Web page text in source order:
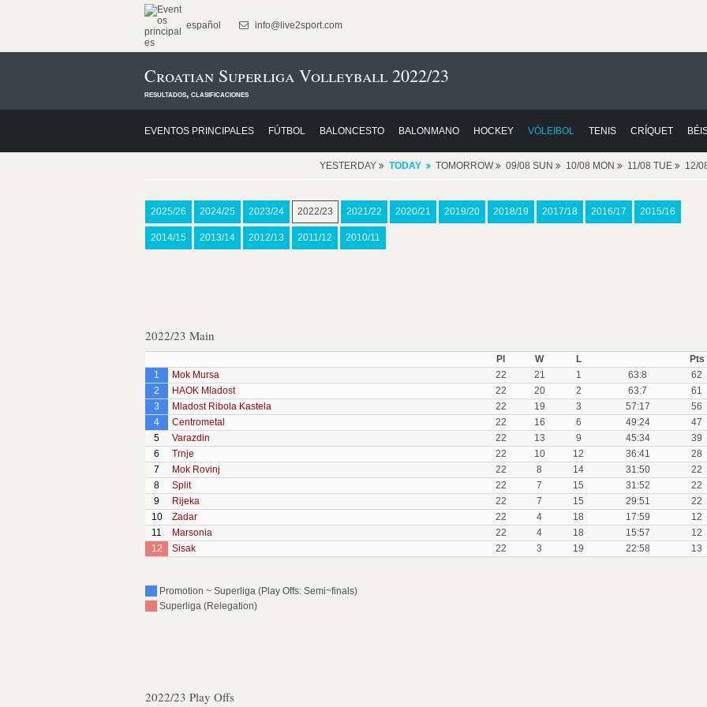
español info@live2sport.com
Croatian Superliga Volleyball 2022/23
resultados, clasificaciones
EVENTOS PRINCIPALES FÚTBOL BALONCESTO BALONMANO HOCKEY VÓLEIBOL TENIS CRÍQUET
YESTERDAY TODAY TOMORROW 09/08 SUN 10/08 MON 11/08 TUE 12/
2025/26 2024/25 2023/24 2022/23 2021/22 2020/21 2019/20 2018/19 2017/18 2016/17 2015/16
2014/15 2013/14 2012/13 2011/12 2010/11
2022/23 Main
Pl W L
Pts
1
Mok Mursa 22 21 1 63:8
62
2
HAOK Mladost 22 20 2 63:7
61
3
Mladost Ribola Kastela 22 19 3 57:17
56
4
Centrometal 22 16 6 49:24
47
5
Varazdin 22 13 9 45:34
39
6
Trnje 22 10 12 36:41
28
7
Mok Rovinj 22 8 14 31:50
22
8
Split 22 7 15 31:52
22
9
Rijeka 22 7 15 29:51
22
10
Zadar 22 4 18 17:59
12
11
Marsonia 22 4 18 15:57
12
12
Sisak 22 3 19 22:58 13
Promotion ~ Superliga (Play Offs: Semi~finals)
Superliga (Relegation)
2022/23 Play Offs